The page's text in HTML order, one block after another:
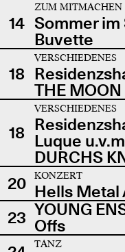
14
ZUM MITMACHEN
Sommer im
Buvette
18
VERSCHIEDENES
THE MOON
18
VERSCHIEDENES
Luque
DURCHS
20
KONZERT
Hells Metal
23 YOUNG
Offs
TANZ